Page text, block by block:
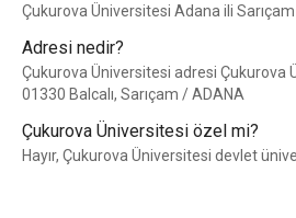
Çukurova Üniversitesi Adana ili
Adresi nedir?
Çukurova Üniversitesi adresi Çukurova
01330 Balcalı, Sarıçam / ADANA
Çukurova Üniversitesi özel mi?
Hayır, Çukurova Üniversitesi devlet